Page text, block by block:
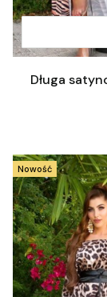
Długa
Nowość